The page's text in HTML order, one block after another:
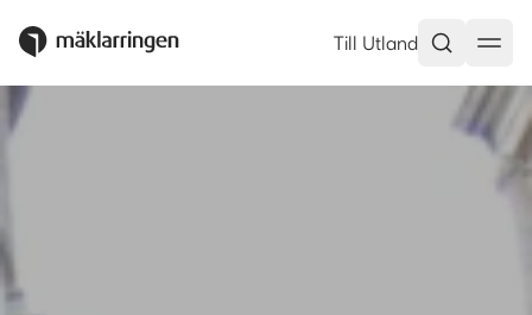
Till Utland